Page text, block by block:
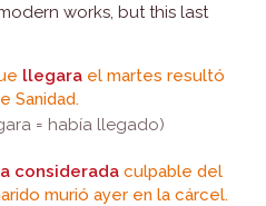
works, but this last
llegara el martes resultó
Sanidad.
= había llegado)
considerada culpable del
murió ayer en la cárcel.